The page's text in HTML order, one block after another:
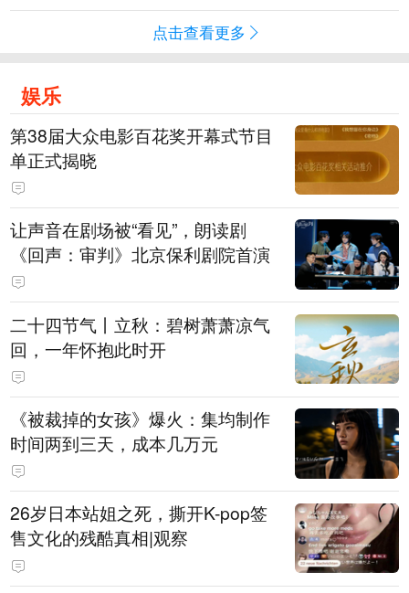
点击查看更多
娱乐
第38届大众电影百花奖开幕式节目
单正式揭晓
让声音在剧场被“看见”，朗读剧
《回声：审判》北京保利剧院首演
二十四节气丨立秋：碧树萧萧凉气
回，一年怀抱此时开
《被裁掉的女孩》爆火：集均制作
时间两到三天，成本几万元
​26岁日本站姐之死，撕开K-pop签
售文化的残酷真相|观察